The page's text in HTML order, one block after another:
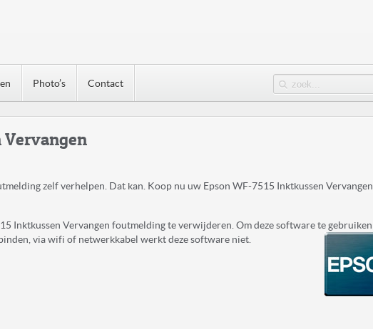
Photo’s Contact
Vervangen
zelf verhelpen. Dat kan. Koop nu uw Epson WF-7515 Inktkussen Vervangen
Inktkussen Vervangen foutmelding te verwijderen. Om deze software te gebruiken
via wifi of netwerkkabel werkt deze software niet.